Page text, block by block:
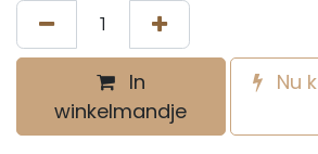
In
winkelmandje
Nu